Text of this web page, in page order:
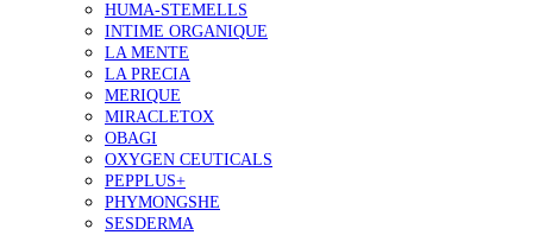
HUMA-STEMELLS
INTIME ORGANIQUE
LA MENTE
LA PRECIA
MERIQUE
MIRACLETOX
OBAGI
OXYGEN CEUTICALS
PEPPLUS+
PHYMONGSHE
SESDERMA